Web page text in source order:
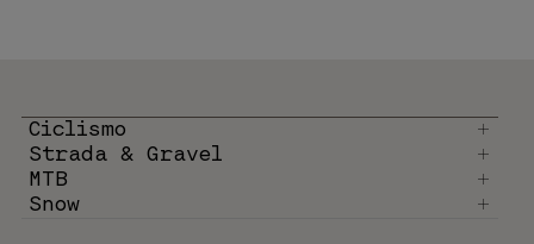
Ciclismo
Strada & Gravel
MTB
Snow